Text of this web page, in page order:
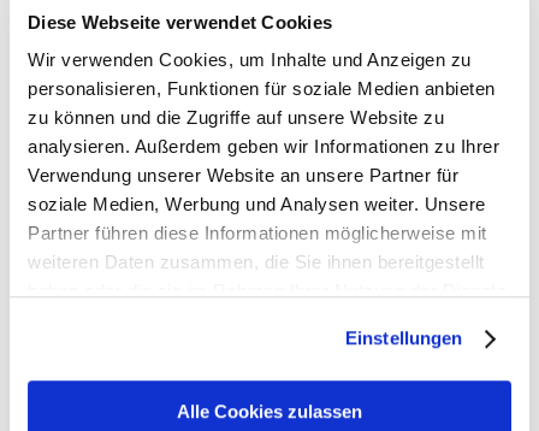
Diese Webseite verwendet Cookies
Wir verwenden Cookies, um Inhalte und Anzeigen zu
personalisieren, Funktionen für soziale Medien anbieten
zu können und die Zugriffe auf unsere Website zu
analysieren. Außerdem geben wir Informationen zu Ihrer
Verwendung unserer Website an unsere Partner für
soziale Medien, Werbung und Analysen weiter. Unsere
Partner führen diese Informationen möglicherweise mit
weiteren Daten zusammen, die Sie ihnen bereitgestellt
Cookies, wenn Sie unsere Webseite weiterhin nutzen.
Einstellungen
Alle Cookies zulassen
#einfachaBSIchern: Tipps zur IT-
Sicherheit im Home-Office
30. Juni 2022
BSI veröffentlicht Cyber-Sicherheitslage
Vorstellung BSI-Bericht „Die Lage der IT-